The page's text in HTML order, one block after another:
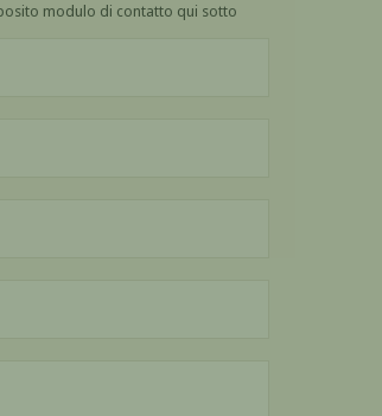
modulo di contatto qui sotto